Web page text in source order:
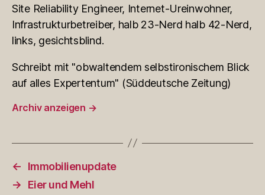
Site Reliability Engineer, Internet-Ureinwohner,
Infrastrukturbetreiber, halb 23-Nerd halb 42-Nerd,
links, gesichtsblind.
Schreibt mit "obwaltendem selbstironischem Blick
auf alles Expertentum" (Süddeutsche Zeitung)
Archiv anzeigen →
←
Immobilienupdate
→
Eier und Mehl